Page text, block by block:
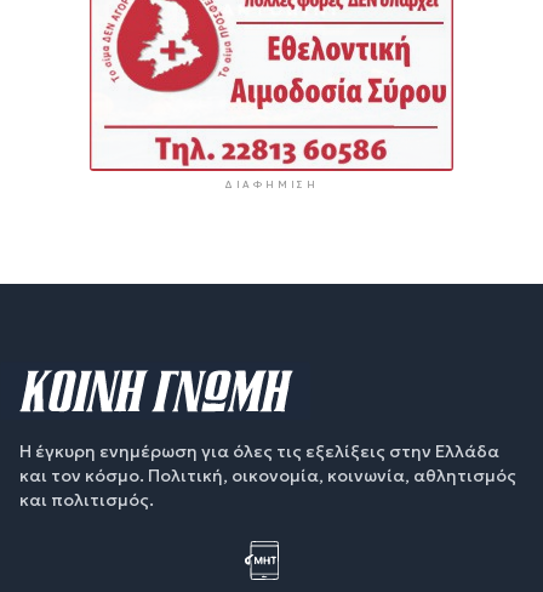
ΔΙΑΦΉΜΙΣΗ
Η έγκυρη ενημέρωση για όλες τις εξελίξεις στην Ελλάδα
και τον κόσμο. Πολιτική, οικονομία, κοινωνία, αθλητισμός
και πολιτισμός.